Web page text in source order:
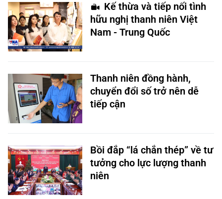
Kế thừa và tiếp nối tình
hữu nghị thanh niên Việt
Nam - Trung Quốc
Thanh niên đồng hành,
chuyển đổi số trở nên dễ
tiếp cận
Bồi đắp “lá chắn thép” về tư
tưởng cho lực lượng thanh
niên